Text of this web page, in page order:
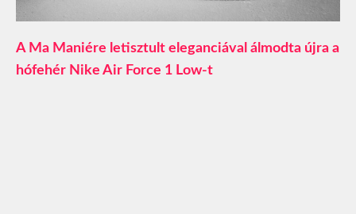
A Ma Maniére letisztult eleganciával álmodta újra a
hófehér Nike Air Force 1 Low-t